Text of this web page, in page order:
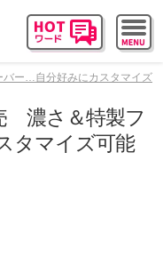
ー…自分好みにカスタマイズ
濃さ＆特製フ
タマイズ可能